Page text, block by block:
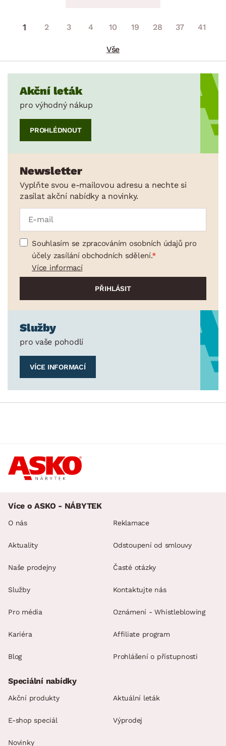
1 2 3 4 10 19 28 37 41
Vše
Akční leták
pro výhodný nákup
PROHLÉDNOUT
Newsletter
Vyplňte svou e-mailovou adresu a nechte si
zasílat akční nabídky a novinky.
Souhlasím se zpracováním osobních údajů pro
účely zasílání obchodních sdělení.
Více informací
Služby
pro vaše pohodlí
VÍCE INFORMACÍ
Více o ASKO - NÁBYTEK
O nás
Aktuality
Naše prodejny
Služby
Pro média
Kariéra
Blog
Reklamace
Odstoupení od smlouvy
Časté otázky
Kontaktujte nás
Oznámení - Whistleblowing
Affiliate program
Prohlášení o přístupnosti
Speciální nabídky
Akční produkty Aktuální leták
E-shop speciál Výprodej
Novinky